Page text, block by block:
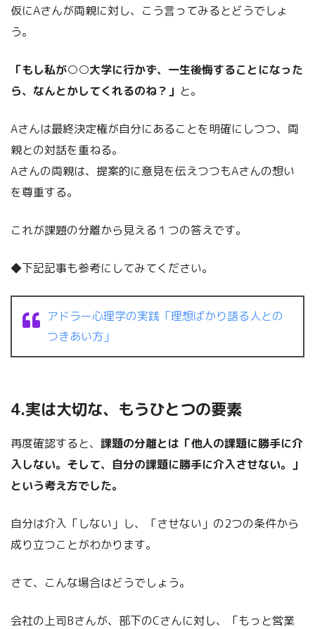
仮にAさんが両親に対し、こう言ってみるとどうでしょ
う。
「もし私が○○大学に行かず、一生後悔することになった
ら、なんとかしてくれるのね？」 と。
Aさんは最終決定権が自分にあることを明確にしつつ、両
親との対話を重ねる。
Aさんの両親は、提案的に意見を伝えつつもAさんの想い
を尊重する。
これが課題の分離から見える１つの答えです。
◆下記記事も参考にしてみてください。
アドラー心理学の実践「理想ばかり語る人との
つきあい方」
4.実は大切な、もうひとつの要素
再度確認すると、 課題の分離とは「他人の課題に勝手に介
入しない。そして、自分の課題に勝手に介入させない。」
という考え方でした。
自分は介入「しない」し、「させない」の2つの条件から
成り立つことがわかります。
さて、こんな場合はどうでしょう。
会社の上司Bさんが、部下のCさんに対し、「もっと営業